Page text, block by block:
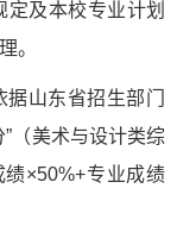
及本校专业计划
。
山东省招生部门
（美术与设计类综
×50%+专业成绩